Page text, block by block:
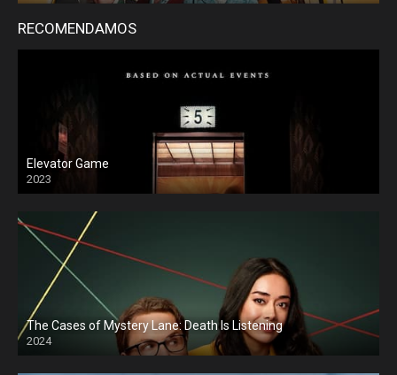
RECOMENDAMOS
Elevator Game
2023
The Cases of Mystery Lane: Death Is Listening
2024